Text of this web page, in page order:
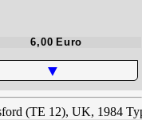
6,00 Euro
▼